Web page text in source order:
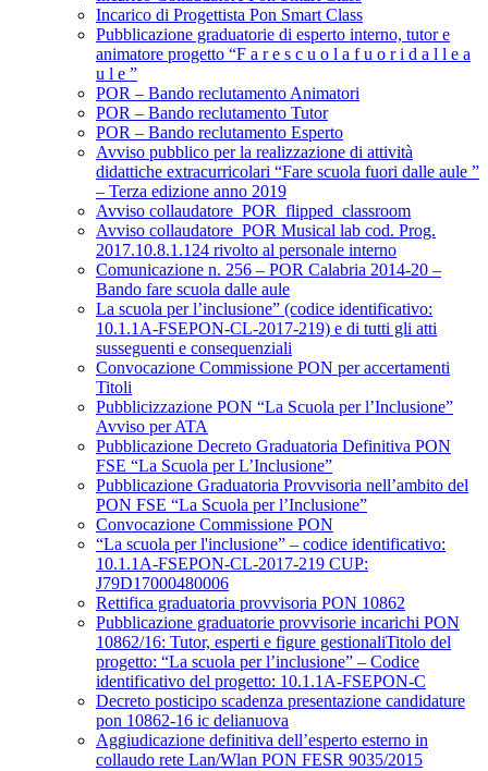
Incarico di Progettista Pon Smart Class
Pubblicazione graduatorie di esperto interno, tutor e
animatore progetto “F a r e s c u o l a f u o r i d a l l e a
u l e ”
POR – Bando reclutamento Animatori
POR – Bando reclutamento Tutor
POR – Bando reclutamento Esperto
Avviso pubblico per la realizzazione di attività
didattiche extracurricolari “Fare scuola fuori dalle aule ”
– Terza edizione anno 2019
Avviso collaudatore_POR_flipped_classroom
Avviso collaudatore_POR Musical lab cod. Prog.
2017.10.8.1.124 rivolto al personale interno
Comunicazione n. 256 – POR Calabria 2014-20 –
Bando fare scuola dalle aule
La scuola per l’inclusione” (codice identificativo:
10.1.1A-FSEPON-CL-2017-219) e di tutti gli atti
susseguenti e consequenziali
Convocazione Commissione PON per accertamenti
Titoli
Pubblicizzazione PON “La Scuola per l’Inclusione”
Avviso per ATA
Pubblicazione Decreto Graduatoria Definitiva PON
FSE “La Scuola per L’Inclusione”
Pubblicazione Graduatoria Provvisoria nell’ambito del
PON FSE “La Scuola per l’Inclusione”
Convocazione Commissione PON
“La scuola per l'inclusione” – codice identificativo:
10.1.1A-FSEPON-CL-2017-219 CUP:
J79D17000480006
Rettifica graduatoria provvisoria PON 10862
Pubblicazione graduatorie provvisorie incarichi PON
10862/16: Tutor, esperti e figure gestionaliTitolo del
progetto: “La scuola per l’inclusione” – Codice
identificativo del progetto: 10.1.1A-FSEPON-C
Decreto posticipo scadenza presentazione candidature
pon 10862-16 ic delianuova
Aggiudicazione definitiva dell’esperto esterno in
collaudo rete Lan/Wlan PON FESR 9035/2015